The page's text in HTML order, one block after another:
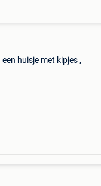
huisje met kipjes ,